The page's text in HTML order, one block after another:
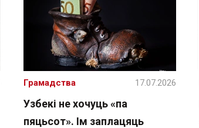
Узбекі не хочуць «па
пяцьсот». Ім заплацяць
Грамадства 17.07.2026